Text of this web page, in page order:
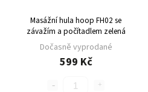
Masážní hula hoop FH02 se
závažím a počítadlem zelená
Dočasně vyprodané
599 Kč